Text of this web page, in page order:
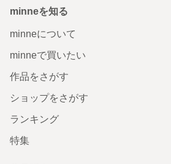
minneを知る
minneについて
minneで買いたい
作品をさがす
ショップをさがす
ランキング
特集